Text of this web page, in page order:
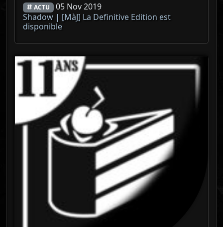
ACTU 05 Nov 2019
Shadow | [MàJ] La Definitive Edition est
disponible